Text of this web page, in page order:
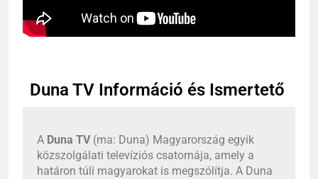
Duna TV Információ és Ismertető
A Duna TV(ma: Duna) Magyarország egyik
közszolgálati televíziós csatornája, amely a
határon túli magyarokat is megszólítja. A Duna